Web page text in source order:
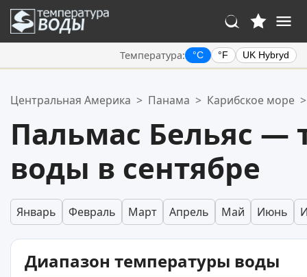
Температура: °C °F UK Hybryd
Ваш список избранного пуст.
Центральная Америка > Панама > Карибское море >
Пальмас Бельяс —
воды в сентябре
Январь Февраль Март Апрель Май Июнь
Диапазон температуры воды